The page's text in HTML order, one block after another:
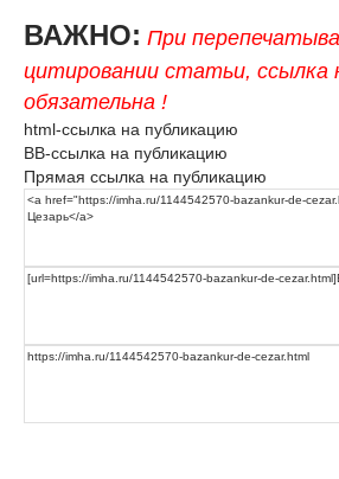
ВАЖНО: При
цитировании статьи, ссылка
обязательна !
html-ссылка на публикацию
BB-ссылка на публикацию
Прямая ссылка на публикацию